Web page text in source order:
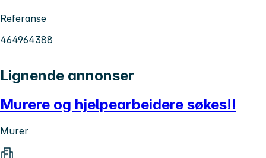
Referanse
464964388
Lignende annonser
Murere og hjelpearbeidere søkes!!
Murer